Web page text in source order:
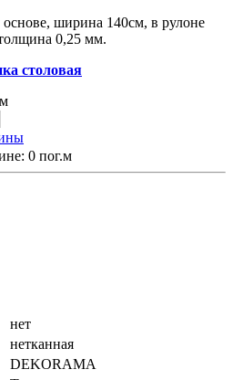
ширина 140см, в рулоне
0,25 мм.
столовая
0 пог.м
нет
нетканная
DEKORAMA